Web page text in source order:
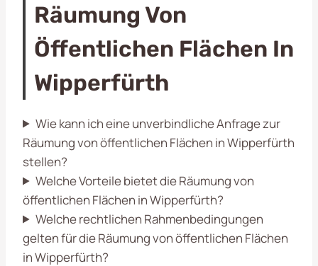
Räumung Von
Öffentlichen Flächen In
Wipperfürth
Wie kann ich eine unverbindliche Anfrage zur
Räumung von öffentlichen Flächen in Wipperfürth
stellen?
Welche Vorteile bietet die Räumung von
öffentlichen Flächen in Wipperfürth?
Welche rechtlichen Rahmenbedingungen
gelten für die Räumung von öffentlichen Flächen
in Wipperfürth?